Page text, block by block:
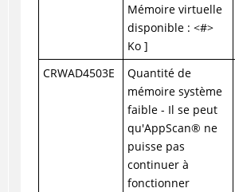
Mémoire virtuelle
disponible : <#>
Ko ]
CRWAD4503E
Quantité de
mémoire système
faible - Il se peut
qu'AppScan® ne
puisse pas
continuer à
fonctionner